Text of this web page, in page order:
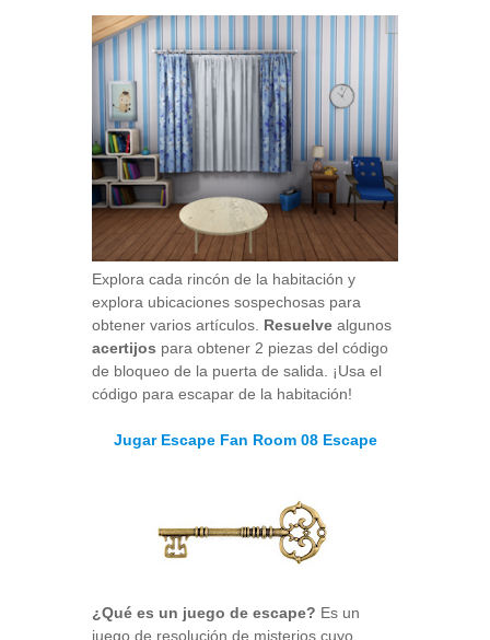
Explora cada rincón de la habitación y
explora ubicaciones sospechosas para
obtener varios artículos. Resuelve algunos
acertijos para obtener 2 piezas del código
de bloqueo de la puerta de salida. ¡Usa el
código para escapar de la habitación!
Jugar Escape Fan Room 08 Escape
¿Qué es un juego de escape? Es un
juego de resolución de misterios cuyo